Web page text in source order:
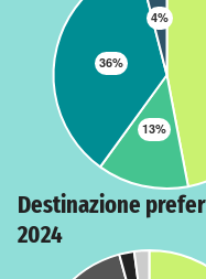
Destinazione
2024